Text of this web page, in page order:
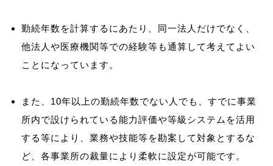
勤続年数を計算するにあたり、同一法人だけでなく、
他法人や医療機関等での経験等も通算して考えてよい
ことになっています。
また、10年以上の勤続年数でない人でも、すでに事業
所内で設けられている能力評価や等級システムを活用
する等により、業務や技能等を勘案して対象とするな
ど、各事業所の裁量により柔軟に設定が可能です。